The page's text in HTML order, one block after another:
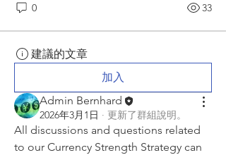
0 33
建議的文章
加入
Admin Bernhard
2026年3月1日 · 更新了群組說明。
All discussions and questions related
to our Currency Strength Strategy can